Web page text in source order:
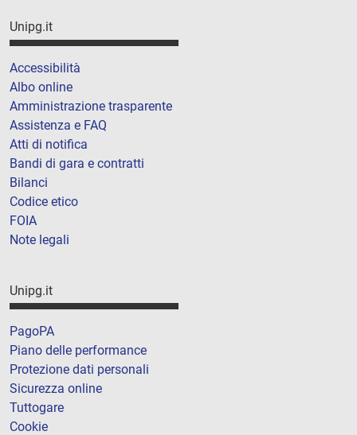
Unipg.it
Accessibilità
Albo online
Amministrazione trasparente
Assistenza e FAQ
Atti di notifica
Bandi di gara e contratti
Bilanci
Codice etico
FOIA
Note legali
Unipg.it
PagoPA
Piano delle performance
Protezione dati personali
Sicurezza online
Tuttogare
Cookie